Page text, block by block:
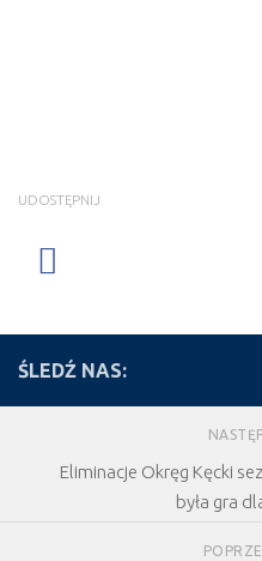
UDOSTĘPNIJ
ŚLEDŹ NAS:
Eliminacje Okręg Kęcki
była gra